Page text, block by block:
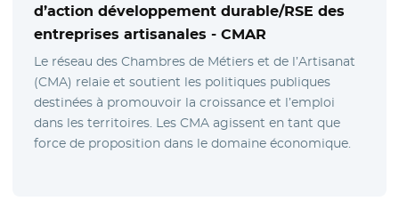
d’action développement durable/RSE des
entreprises artisanales -CMAR
Le réseau des Chambres de Métiers et de l’Artisanat
(CMA) relaie et soutient les politiques publiques
destinées à promouvoir la croissance et l’emploi
dans les territoires. Les CMA agissent en tant que
force de proposition dans le domaine économique.